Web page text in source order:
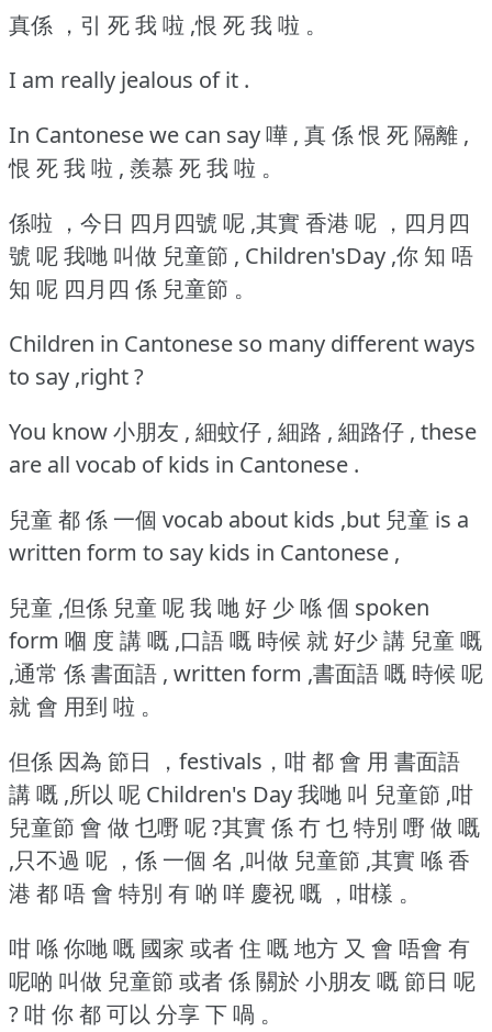
真係 ，引 死 我 啦 ,恨 死 我 啦 。
I am really jealous of it .
In Cantonese we can say 嘩 , 真 係 恨 死 隔離 ,
恨 死 我 啦 , 羨慕 死 我 啦 。
係啦 ，今日 四月四號 呢 ,其實 香港 呢 ，四月四
號 呢 我哋 叫做 兒童節 , Children'sDay ,你 知 唔
知 呢 四月四 係 兒童節 。
Children in Cantonese so many different ways
to say ,right ?
You know 小朋友 , 細蚊仔 , 細路 , 細路仔 , these
are all vocab of kids in Cantonese .
兒童 都 係 一個 vocab about kids ,but 兒童 is a
written form to say kids in Cantonese ,
兒童 ,但係 兒童 呢 我 哋 好 少 喺 個 spoken
form 嗰 度 講 嘅 ,口語 嘅 時候 就 好少 講 兒童 嘅
,通常 係 書面語 , written form ,書面語 嘅 時候 呢
就 會 用到 啦 。
但係 因為 節日 ，festivals，咁 都 會 用 書面語
講 嘅 ,所以 呢 Children's Day 我哋 叫 兒童節 ,咁
兒童節 會 做 乜嘢 呢 ?其實 係 冇 乜 特別 嘢 做 嘅
,只不過 呢 ，係 一個 名 ,叫做 兒童節 ,其實 喺 香
港 都 唔 會 特別 有 啲 咩 慶祝 嘅 ，咁樣 。
咁 喺 你哋 嘅 國家 或者 住 嘅 地方 又 會 唔會 有
呢啲 叫做 兒童節 或者 係 關於 小朋友 嘅 節日 呢
? 咁 你 都 可以 分享 下 喎 。